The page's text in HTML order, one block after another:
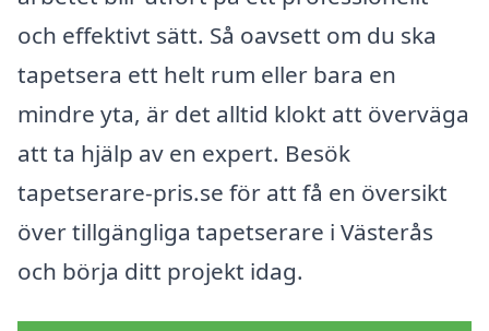
och effektivt sätt. Så oavsett om du ska
tapetsera ett helt rum eller bara en
mindre yta, är det alltid klokt att överväga
att ta hjälp av en expert. Besök
tapetserare-pris.se för att få en översikt
över tillgängliga tapetserare i Västerås
och börja ditt projekt idag.